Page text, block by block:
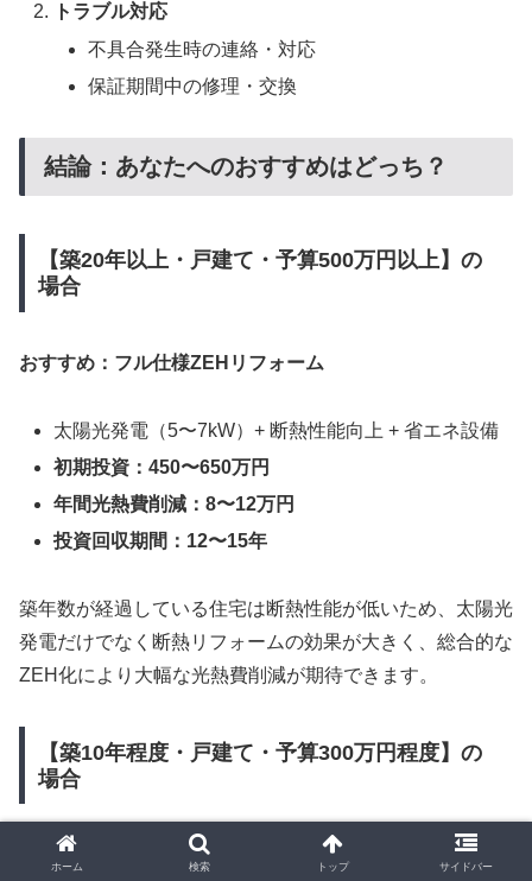
トラブル対応
不具合発生時の連絡・対応
保証期間中の修理・交換
結論：あなたへのおすすめはどっち？
【築20年以上・戸建て・予算500万円以上】の
場合
おすすめ：フル仕様ZEHリフォーム
太陽光発電（5〜7kW）+ 断熱性能向上 + 省エネ設備
初期投資：450〜650万円
年間光熱費削減：8〜12万円
投資回収期間：12〜15年
築年数が経過している住宅は断熱性能が低いため、太陽光
発電だけでなく断熱リフォームの効果が大きく、総合的な
ZEH化により大幅な光熱費削減が期待できます。
【築10年程度・戸建て・予算300万円程度】の
場合
おすすめ：太陽光発電メイン + 部分断熱
ホーム 検索 トップ サイドバー